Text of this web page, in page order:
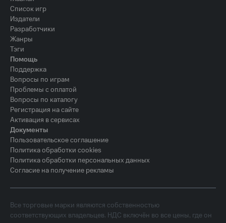
Список игр
Издатели
Разработчики
Жанры
Тэги
Помощь
Поддержка
Вопросы по играм
Проблемы с оплатой
Вопросы по каталогу
Регистрация на сайте
Активация в сервисах
Документы
Пользовательское соглашение
Политика обработки cookies
Политика обработки персональных данных
Согласие на получение рекламы
Все торговые марки являются собственностью
соответствующих владельцев. НДС включён во все цены, где он